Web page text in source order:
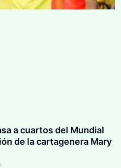
a cuartos del Mundial
de la cartagenera Mary